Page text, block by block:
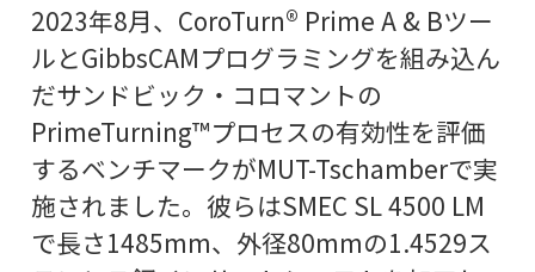
2023年8月、CoroTurn® Prime A & Bツー
ルとGibbsCAMプログラミングを組み込ん
だサンドビック・コロマントの
PrimeTurning™プロセスの有効性を評価
するベンチマークがMUT-Tschamberで実
施されました。彼らはSMEC SL 4500 LM
で長さ1485mm、外径80mmの1.4529ス